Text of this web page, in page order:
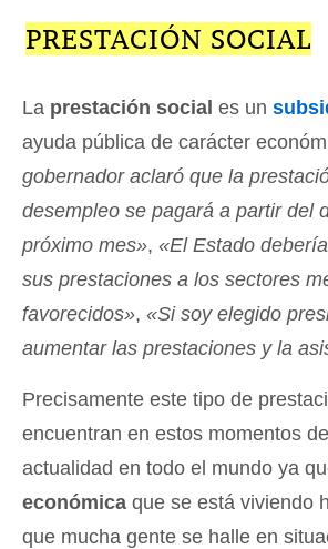
PRESTACIÓN SOCIAL
La prestación social es un
ayuda pública de carácter
gobernador aclaró que la
desempleo se pagará a partir del
próximo mes», «El Estado
sus prestaciones a los sectores
favorecidos», «Si soy elegido
aumentar las prestaciones y la
Precisamente este tipo de
encuentran en estos momentos
actualidad en todo el mundo ya
económica que se está viviendo
que mucha gente se halle en